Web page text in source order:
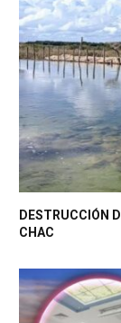
DESTRUCCIÓN
CHAC